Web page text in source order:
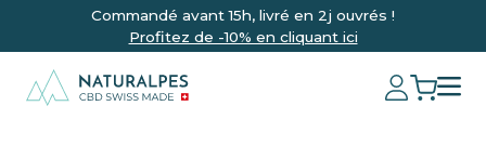
Commandé avant 15h, livré en 2j ouvrés !
Profitez de -10% en cliquant ici